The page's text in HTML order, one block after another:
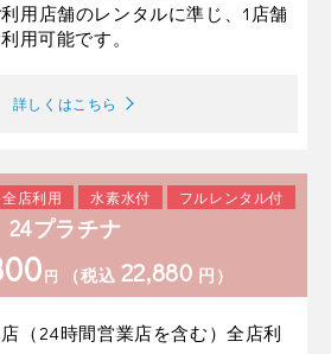
用店舗のレンタルに準じ、1店舗
用可能です。
詳しくはこちら
全店利用 水素水付 フルレンタル付
24プラチナ
円 （税込 22,880 円）
（24時間営業店を含む）全店利